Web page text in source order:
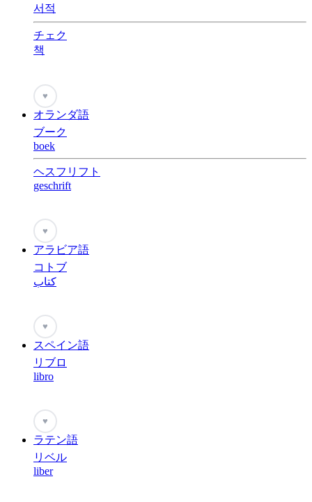
서적
チェク
책
♥
オランダ語
ブーク
boek
ヘスフリフト
geschrift
♥
アラビア語
コトブ
كتاب
♥
スペイン語
リブロ
libro
♥
ラテン語
リベル
liber